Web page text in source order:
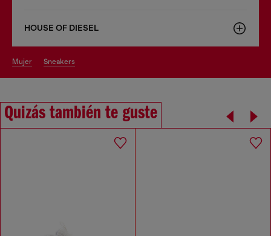
HOUSE OF DIESEL
mujer sneakers
Quizás también te guste